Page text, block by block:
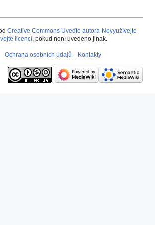
Creative Commons Uveďte autora-Nevyužívejte
licenci, pokud není uvedeno jinak.
Ochrana osobních údajů Kontakty